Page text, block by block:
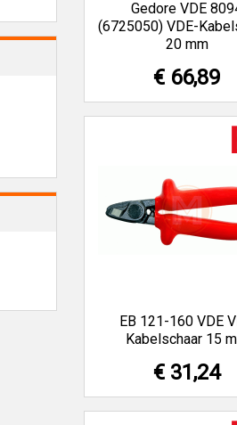
Gedore VDE
(6725050) VDE-
20 mm
€ 66,89
EB 121-160 VDE
Kabelschaar 15
€ 31,24